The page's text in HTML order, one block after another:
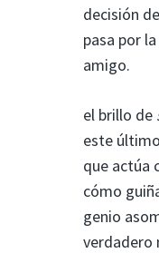
decisión
pasa por
amigo.
el brillo de
este
que actúa
cómo
genio
verdadero